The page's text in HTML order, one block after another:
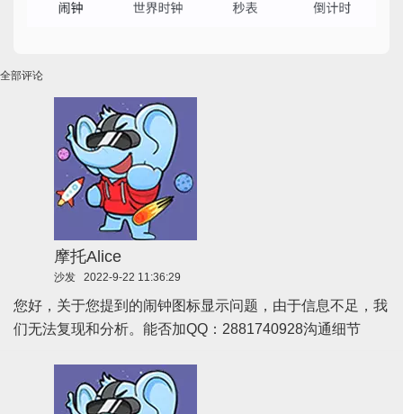
全部评论
摩托Alice
沙发 2022-9-22 11:36:29
您好，关于您提到的闹钟图标显示问题，由于信息不足，我
们无法复现和分析。能否加QQ：2881740928沟通细节